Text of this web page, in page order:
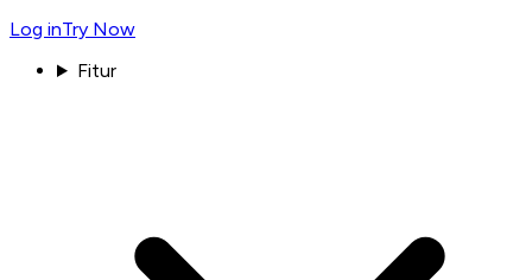
Log inTry Now
Fitur